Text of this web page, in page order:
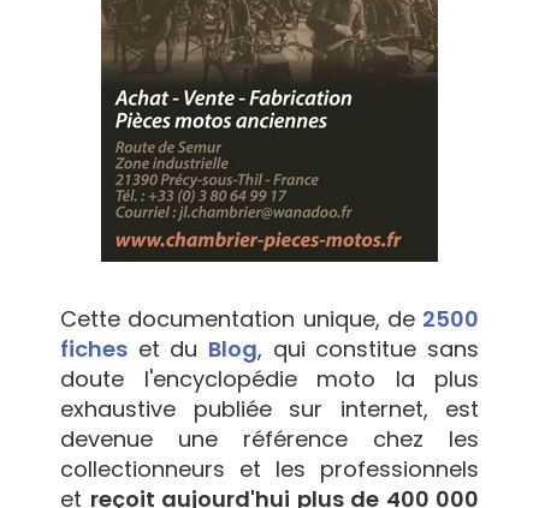
Cette documentation unique, de 2500
fiches et du Blog, qui constitue sans
doute l'encyclopédie moto la plus
exhaustive publiée sur internet, est
devenue une référence chez les
collectionneurs et les professionnels
et reçoit aujourd'hui plus de 400 000